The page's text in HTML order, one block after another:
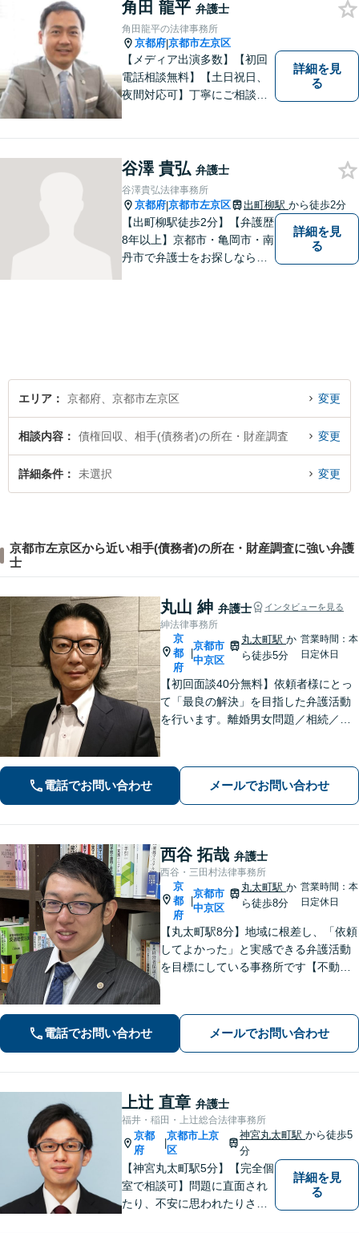
角田 龍平 弁護士
角田龍平の法律事務所
京都府|京都市左京区
【メディア出演多数】【初回
電話相談無料】【土日祝日、
夜間対応可】丁寧にご相談を
格を徹底的に守ります！
詳細を見
る
谷澤 貴弘 弁護士
谷澤貴弘法律事務所
京都府|京都市左京区 出町柳駅 から徒歩2分
【出町柳駅徒歩2分】【弁護歴
8年以上】京都市・亀岡市・南
丹市で弁護士をお探しならご
詳細を見
る
エリア 京都府、京都市左京区 変更
相談内容 債権回収、相手(債務者)の所在・財産調査 変更
詳細条件 未選択 変更
京都市左京区から近い相手(債務者)の所在・財産調査に強い弁護
士
丸山 紳 弁護士 インタビューを見る
紳法律事務所
京
都
府
|
京都市
中京区
丸太町駅か
ら徒歩5分
営業時間：本
日定休日
【初回面談40分無料】依頼者様にとっ
て「最良の解決」を目指した弁護活動
を行います。離婚男女問題／相続／不
電話でお問い合わせ メールでお問い合わせ
西谷 拓哉 弁護士
西谷・三田村法律事務所
京
都
府
|
京都市
中京区
丸太町駅か
ら徒歩8分
営業時間：本
日定休日
【丸太町駅8分】地域に根差し、「依頼
してよかった」と実感できる弁護活動
を目標にしている事務所です【不動
続・遺言】相談者さまに寄り添い、円
滑な相続を目指します
電話でお問い合わせ メールでお問い合わせ
上辻 直章 弁護士
福井・稲田・上辻総合法律事務所
京都
府
|
京都市上京
区
神宮丸太町駅から徒歩5
分
【神宮丸太町駅5分】【完全個
室で相談可】問題に直面され
たり、不安に思われたりされ
詳細を見
る